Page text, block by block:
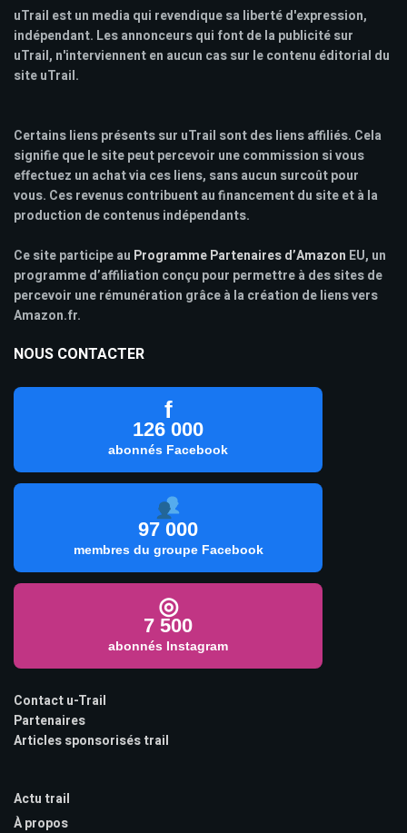
uTrail est un media qui revendique sa liberté d'expression,
indépendant. Les annonceurs qui font de la publicité sur
uTrail, n'interviennent en aucun cas sur le contenu éditorial du
site uTrail.
Certains liens présents sur uTrail sont des liens affiliés. Cela
signifie que le site peut percevoir une commission si vous
effectuez un achat via ces liens, sans aucun surcoût pour
vous. Ces revenus contribuent au financement du site et à la
production de contenus indépendants.
Ce site participe au Programme Partenaires d’Amazon EU, un
programme d’affiliation conçu pour permettre à des sites de
percevoir une rémunération grâce à la création de liens vers
Amazon.fr.
NOUS CONTACTER
f
126 000
abonnés Facebook
97 000
membres du groupe Facebook
◎
7 500
abonnés Instagram
Contact u-Trail
Partenaires
Articles sponsorisés trail
Actu trail
À propos